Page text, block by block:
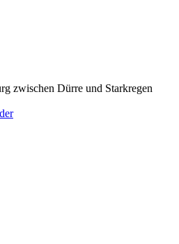
zwischen Dürre und Starkregen